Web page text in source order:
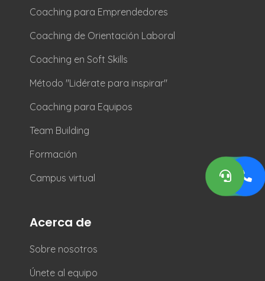
Coaching para Emprendedores
Coaching de Orientación Laboral
Coaching en Soft Skills
Método "Lidérate para inspirar"
Coaching para Equipos
Team Building
Formación
Campus virtual
Acerca de
Sobre nosotros
Únete al equipo